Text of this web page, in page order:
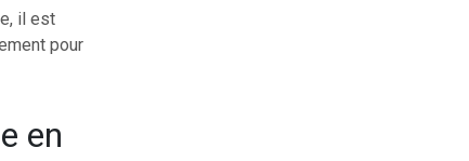
il est
pour
en